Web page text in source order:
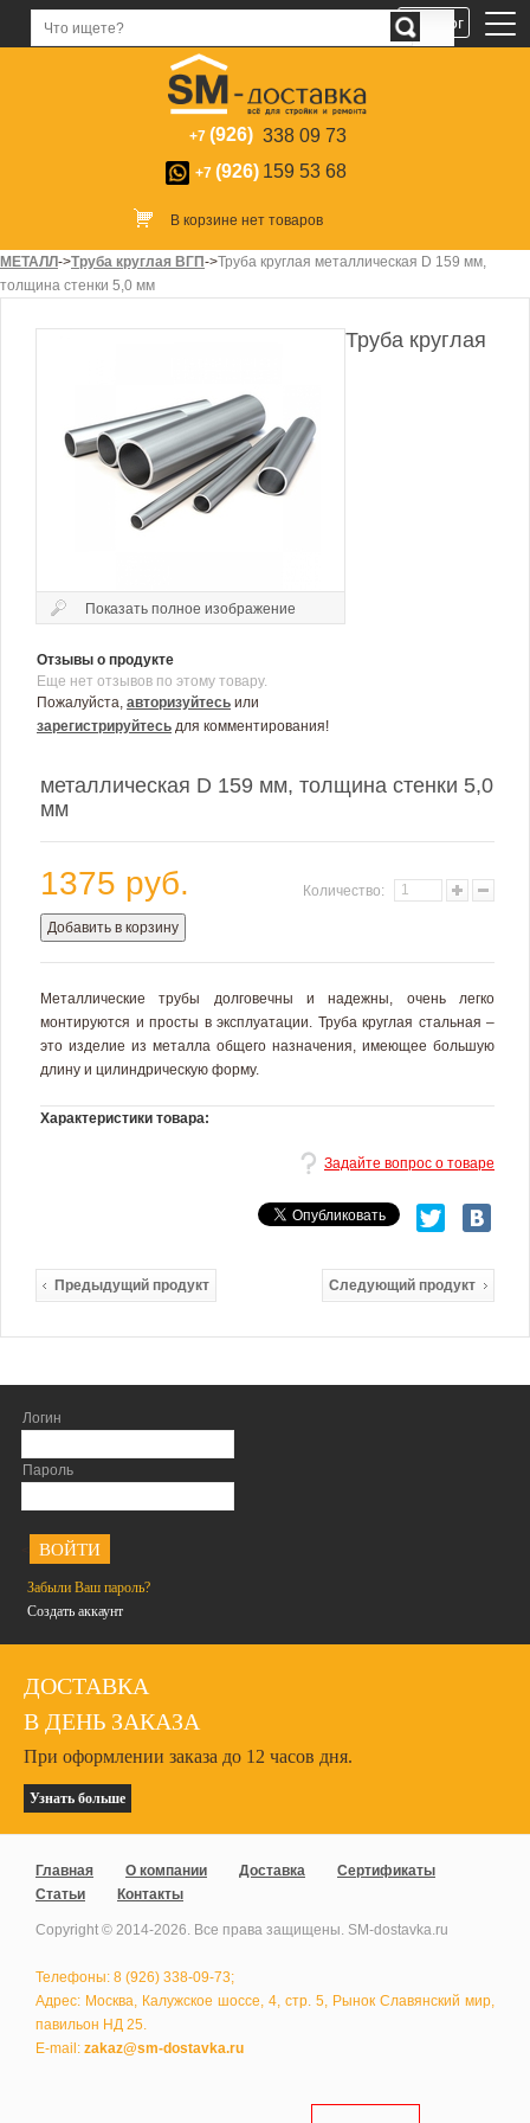
+7 (926) 338 09 73
+7 (926) 159 53 68
В корзине нет товаров
Логин
Пароль
Забыли Ваш пароль?
Создать аккаунт
ДОСТАВКА
В ДЕНЬ ЗАКАЗА
При оформлении заказа до 12 часов дня.
Узнать больше
МЕТАЛЛ->Труба круглая ВГП->Труба круглая металлическая D 159 мм,
толщина стенки 5,0 мм
Показать полное изображение
Отзывы о продукте
Еще нет отзывов по этому товару.
Пожалуйста, авторизуйтесь или
зарегистрируйтесь для комментирования!
Труба круглая
металлическая D 159 мм, толщина стенки 5,0
мм
1375 руб. Количество:
Добавить в корзину
Металлические трубы долговечны и надежны, очень легко
монтируются и просты в эксплуатации. Труба круглая стальная –
это изделие из металла общего назначения, имеющее большую
длину и цилиндрическую форму.
Характеристики товара:
Задайте вопрос о товаре
Предыдущий продукт Следующий продукт
Главная О компании Доставка
Сертификаты
Статьи
Контакты
Copyright © 2014-2026. Все права защищены. SM-dostavka.ru
Телефоны: 8 (926) 338-09-73;
Адрес: Москва, Калужское шоссе, 4, стр. 5, Рынок Славянский мир,
павильон НД 25.
E-mail: zakaz@sm-dostavka.ru
Каталог